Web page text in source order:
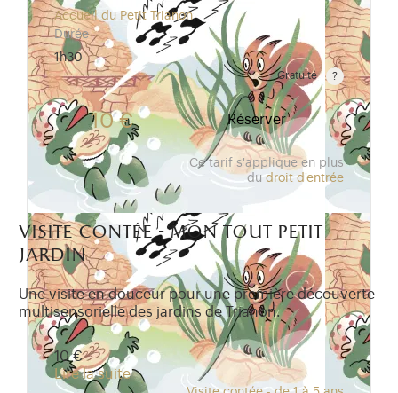
Accueil du Petit Trianon
Durée
1h30
Gratuité
Gratuit pour les enfants de moins de 10 ans. Tarif
10 € Réserver
Ce tarif s'applique en plus
du droit d'entrée
visite contée - mon tout petit
jardin
Une visite en douceur pour une première découverte
multisensorielle des jardins de Trianon.
10 €
Lire la suite